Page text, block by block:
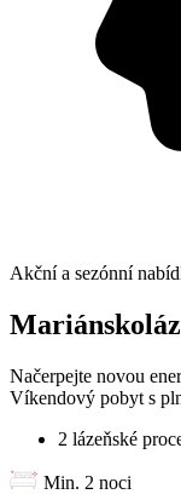
Akční a sezónní
Načerpejte novou
Víkendový pobyt s
2 lázeňské
Min. 2 noci